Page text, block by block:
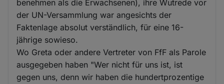
benehmen als die Erwachsenen), ihre Wutrede vor
der UN-Versammlung war angesichts der
Faktenlage absolut verständlich, für eine 16-
jährige sowieso.
Wo Greta oder andere Vertreter von FfF als Parole
ausgegeben haben "Wer nicht für uns ist, ist
gegen uns, denn wir haben die hundertprozentige